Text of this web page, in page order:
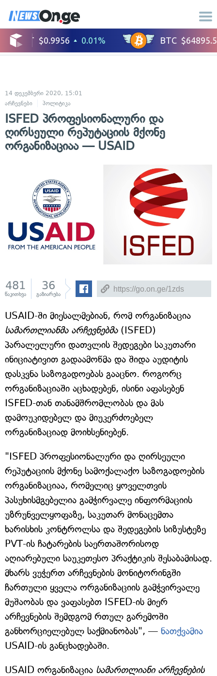
14 დეკემბერი 2020, 15:01
არჩევნები
პოლიტიკა
ISFED პროფესიონალური და
ღირსეული რეპუტაციის მქონე
ორგანიზაციაა — USAID
481
წაკითხვა
36
გაზიარება
USAID-ში მიესალმებიან, რომ ორგანიზაცია
სამართლიანმა არჩევნებმა (ISFED)
პარალელური დათვლის შედეგები საკუთარი
ინიციატივით გადაამოწმა და შიდა აუდიტის
დასკვნა საზოგადოებას გააცნო. როგორც
ორგანიზაციაში აცხადებენ, ისინი აფასებენ
ISFED-თან თანამშრომლობას და მას
დამოუკიდებელ და მიუკერძოებელ
ორგანიზაციად მოიხსენიებენ.
"ISFED პროფესიონალური და ღირსეული
რეპუტაციის მქონე სამოქალაქო საზოგადოების
ორგანიზაციაა, რომელიც ყოველთვის
პასუხისმგებელია გამჭირვალე ინფორმაციის
უზრუნველყოფაზე, საკუთარ მონაცემთა
ხარისხის კონტროლსა და შედეგების სიზუსტეზე
PVT-ის ჩატარების საერთაშორისოდ
აღიარებული საუკეთესო პრაქტიკის შესაბამისად.
მხარს ვუჭერთ არჩევნების მონიტორინგში
ჩართული ყველა ორგანიზაციის გამჭვირვალე
მუშაობას და ვაფასებთ ISFED-ის მიერ
არჩევნების შემდგომ რთულ გარემოში
განხორციელებულ საქმიანობას", — ნათქვამია
USAID-ის განცხადებაში.
USAID ორგანიზაცია სამართლიანი არჩევნების